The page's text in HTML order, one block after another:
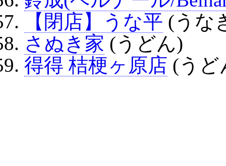
【閉店】うな平 (うな
さぬき家 (うどん)
得得 桔梗ヶ原店 (うど